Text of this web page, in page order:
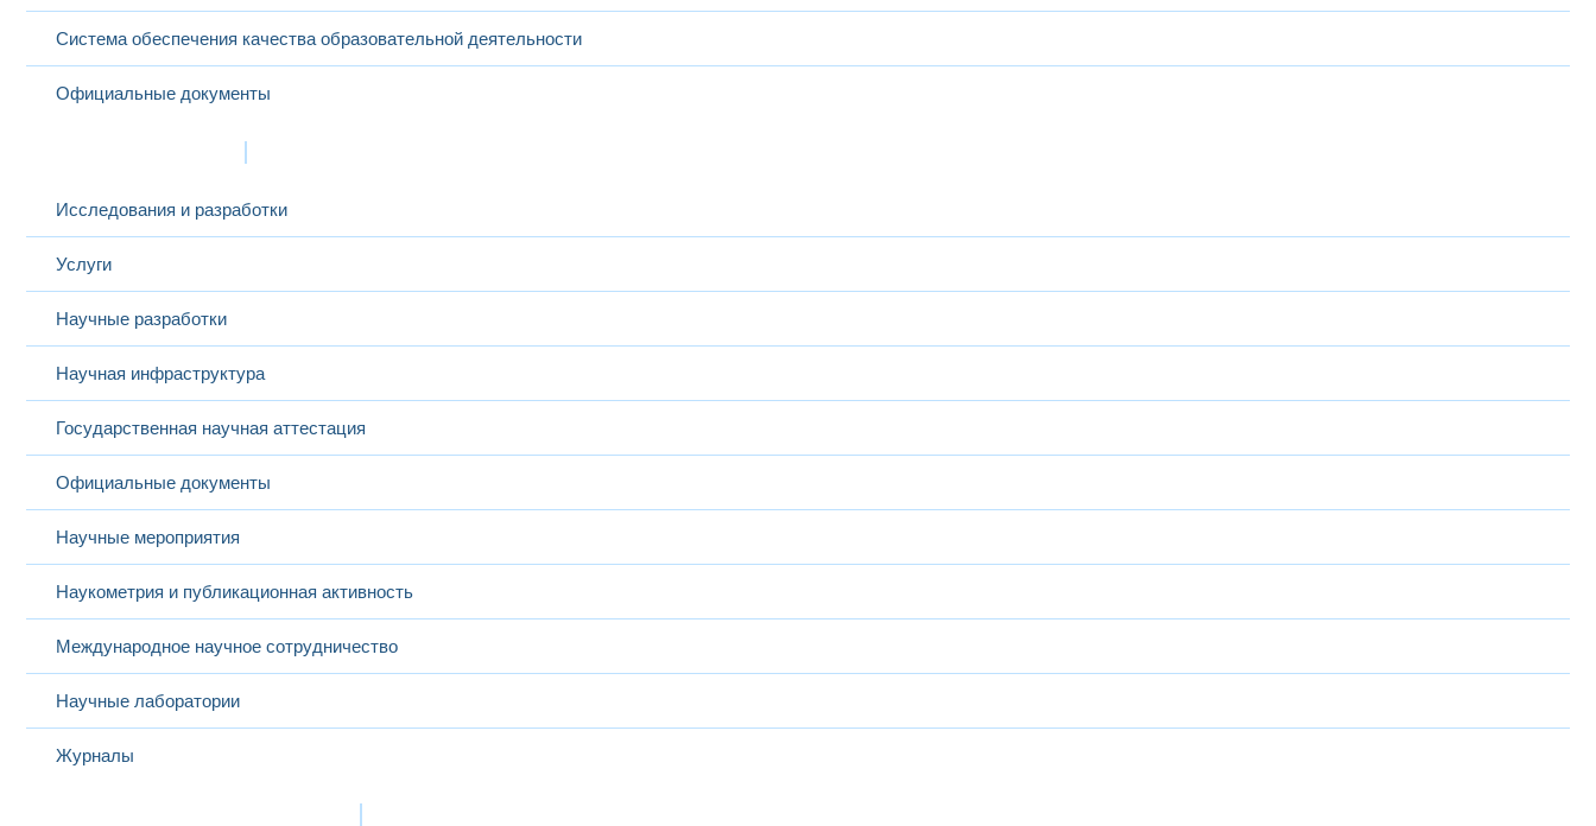
Система обеспечения качества образовательной деятельности
Официальные документы
Исследования и разработки
Услуги
Научные разработки
Научная инфраструктура
Государственная научная аттестация
Официальные документы
Научные мероприятия
Наукометрия и публикационная активность
Международное научное сотрудничество
Научные лаборатории
Журналы